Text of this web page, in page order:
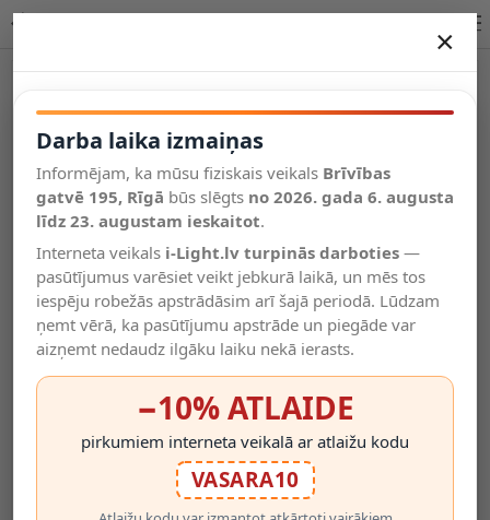
Salīdzināt
Vēlmju
saraksts
Valodas
×
Darba laika izmaiņas
Informējam, ka mūsu fiziskais veikals Brīvības
gatvē 195, Rīgā būs slēgts no 2026. gada 6. augusta
līdz 23. augustam ieskaitot.
Interneta veikals i-Light.lv turpinās darboties —
pasūtījumus varēsiet veikt jebkurā laikā, un mēs tos
iespēju robežās apstrādāsim arī šajā periodā. Lūdzam
ņemt vērā, ka pasūtījumu apstrāde un piegāde var
aizņemt nedaudz ilgāku laiku nekā ierasts.
−10% ATLAIDE
pirkumiem interneta veikalā ar atlaižu kodu
VASARA10